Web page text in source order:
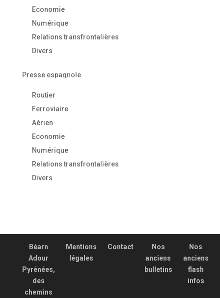
Economie
Numérique
Relations transfrontalières
Divers
Presse espagnole
Routier
Ferroviaire
Aérien
Economie
Numérique
Relations transfrontalières
Divers
Béarn
Adour
Pyrénées,
des
chemins
Mentions
légales
Contact
Nos
anciens
bulletins
Nos
anciens
flash
infos